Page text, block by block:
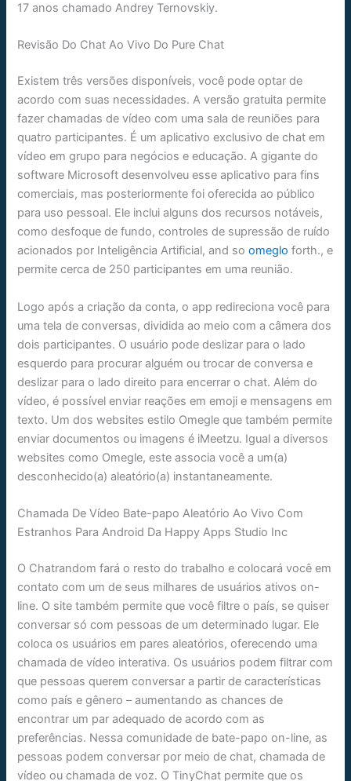
17 anos chamado Andrey Ternovskiy.
Revisão Do Chat Ao Vivo Do Pure Chat
Existem três versões disponíveis, você pode optar de
acordo com suas necessidades. A versão gratuita permite
fazer chamadas de vídeo com uma sala de reuniões para
quatro participantes. É um aplicativo exclusivo de chat em
vídeo em grupo para negócios e educação. A gigante do
software Microsoft desenvolveu esse aplicativo para fins
comerciais, mas posteriormente foi oferecida ao público
para uso pessoal. Ele inclui alguns dos recursos notáveis,
como desfoque de fundo, controles de supressão de ruído
acionados por Inteligência Artificial, and soomeglo forth., e
permite cerca de 250 participantes em uma reunião.
Logo após a criação da conta, o app redireciona você para
uma tela de conversas, dividida ao meio com a câmera dos
dois participantes. O usuário pode deslizar para o lado
esquerdo para procurar alguém ou trocar de conversa e
deslizar para o lado direito para encerrar o chat. Além do
vídeo, é possível enviar reações em emoji e mensagens em
texto. Um dos websites estilo Omegle que também permite
enviar documentos ou imagens é iMeetzu. Igual a diversos
websites como Omegle, este associa você a um(a)
desconhecido(a) aleatório(a) instantaneamente.
Chamada De Vídeo Bate-papo Aleatório Ao Vivo Com
Estranhos Para Android Da Happy Apps Studio Inc
O Chatrandom fará o resto do trabalho e colocará você em
contato com um de seus milhares de usuários ativos on-
line. O site também permite que você filtre o país, se quiser
conversar só com pessoas de um determinado lugar. Ele
coloca os usuários em pares aleatórios, oferecendo uma
chamada de vídeo interativa. Os usuários podem filtrar com
que pessoas querem conversar a partir de características
como país e gênero – aumentando as chances de
encontrar um par adequado de acordo com as
preferências. Nessa comunidade de bate-papo on-line, as
pessoas podem conversar por meio de chat, chamada de
vídeo ou chamada de voz. O TinyChat permite que os